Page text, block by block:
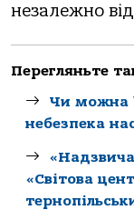
незалежно
Перегляньте
Чи можна
небезпека
«Світова